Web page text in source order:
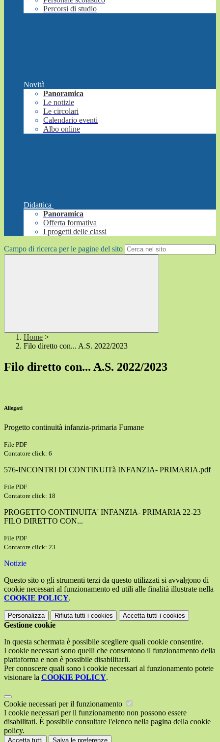
Percorsi di studio
Novità
Panoramica
Le notizie
Le circolari
Calendario eventi
Albo online
Didattica
Panoramica
Offerta formativa
I progetti delle classi
Campo di ricerca per le pagine del sito
Home >
Filo diretto con... A.S. 2022/2023
Filo diretto con... A.S. 2022/2023
Allegati
Progetto continuità infanzia-primaria Fumane
File PDF
Contatore click: 6
576-INCONTRI DI CONTINUITà INFANZIA- PRIMARIA.pdf
File PDF
Contatore click: 18
PROGETTO CONTINUITA' INFANZIA- PRIMARIA 22-23
FILO DIRETTO CON...
File PDF
Contatore click: 23
Notizie
Questo sito o gli strumenti terzi da questo utilizzati si avvalgono di
cookie necessari al funzionamento ed utili alle finalità illustrate nella
COOKIE POLICY.
Personalizza Rifiuta tutti i cookies Accetta tutti i cookies
Gestione cookie
In questa schermata è possibile scegliere quali cookie consentire.
I cookie necessari sono quelli che consentono il funzionamento della
piattaforma e non è possibile disabilitarli.
Per conoscere quali sono i cookie necessari al funzionamento potete
visionare la COOKIE POLICY.
Cookie necessari per il funzionamento
I cookie necessari per il funzionamento non possono essere
disabilitati. È possibile consultare l'elenco nella pagina della cookie
policy.
Accetta tutti Salva le preferenze